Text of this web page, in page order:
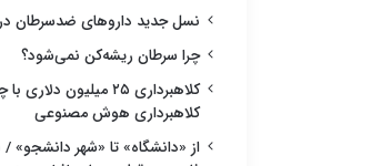
نسل جدید داروهای ضدسرطان در
چرا سرطان ریشه‌کن نمی‌شود؟
کلاهبرداری ۲۵ میلیون
کلاهبرداری هوش مصنوعی
از «دانشگاه» تا «شهر دانشجو» /